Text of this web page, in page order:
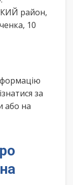
район,
10
за
або на